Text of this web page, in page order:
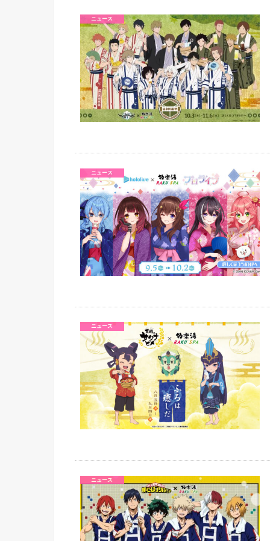
ニュース
ニュース
ニュース
ニュース